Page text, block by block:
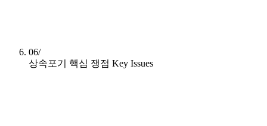
06/
상속포기 핵심 쟁점 Key Issues